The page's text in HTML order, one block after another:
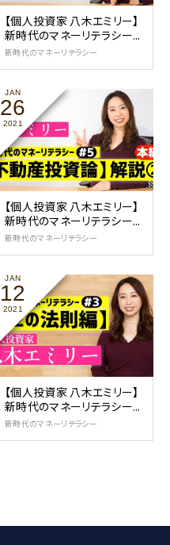
【個人投資家 八木エミリー】
新時代のマネーリテラシー...
新時代のマネーリテラシー
JAN
26
2021
【個人投資家 八木エミリー】
新時代のマネーリテラシー...
新時代のマネーリテラシー
JAN
12
2021
【個人投資家 八木エミリー】
新時代のマネーリテラシー...
新時代のマネーリテラシー